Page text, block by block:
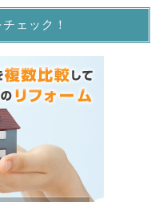
ェック！